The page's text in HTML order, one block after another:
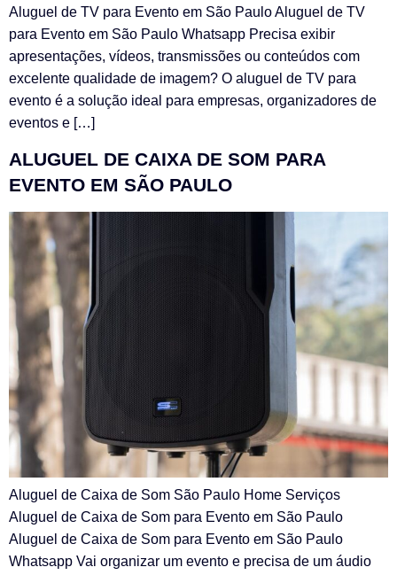
Aluguel de TV para Evento em São Paulo Aluguel de TV
para Evento em São Paulo Whatsapp Precisa exibir
apresentações, vídeos, transmissões ou conteúdos com
excelente qualidade de imagem? O aluguel de TV para
evento é a solução ideal para empresas, organizadores de
eventos e […]
ALUGUEL DE CAIXA DE SOM PARA
EVENTO EM SÃO PAULO
Aluguel de Caixa de Som São Paulo Home Serviços
Aluguel de Caixa de Som para Evento em São Paulo
Aluguel de Caixa de Som para Evento em São Paulo
Whatsapp Vai organizar um evento e precisa de um áudio